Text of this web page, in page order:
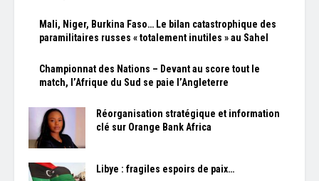
Mali, Niger, Burkina Faso… Le bilan catastrophique des
paramilitaires russes « totalement inutiles » au Sahel
Championnat des Nations – Devant au score tout le
match, l’Afrique du Sud se paie l’Angleterre
Réorganisation stratégique et information
clé sur Orange Bank Africa
Libye : fragiles espoirs de paix…